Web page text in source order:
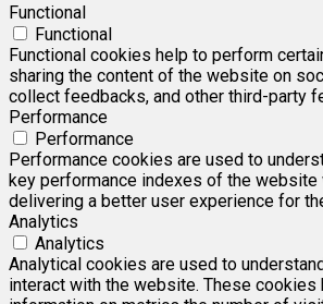
Functional
Functional
Functional cookies help to perform
sharing the content of the website on
collect feedbacks, and other third-party
Performance
Performance
Performance cookies are used to
key performance indexes of the website
delivering a better user experience for
Analytics
Analytics
Analytical cookies are used to
interact with the website. These cookies